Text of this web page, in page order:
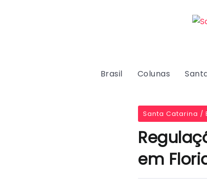
Brasil Colunas
Santa Catarina /
em